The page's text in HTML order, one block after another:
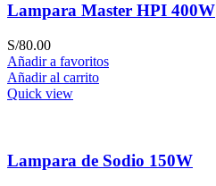
Lampara Master HPI 400W
S/80.00
Añadir a favoritos
Añadir al carrito
Quick view
Lampara de Sodio 150W